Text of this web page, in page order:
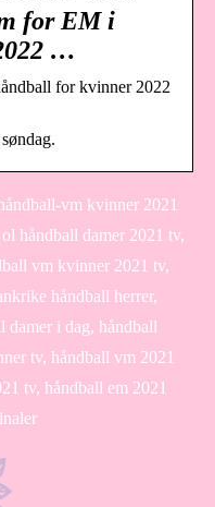
for EM i
…
for kvinner 2022
vm kvinner 2021
håndball damer 2021 tv,
vm kvinner 2021 tv,
håndball herrer,
damer i dag, håndball
tv, håndball vm 2021
tv, håndball em 2021